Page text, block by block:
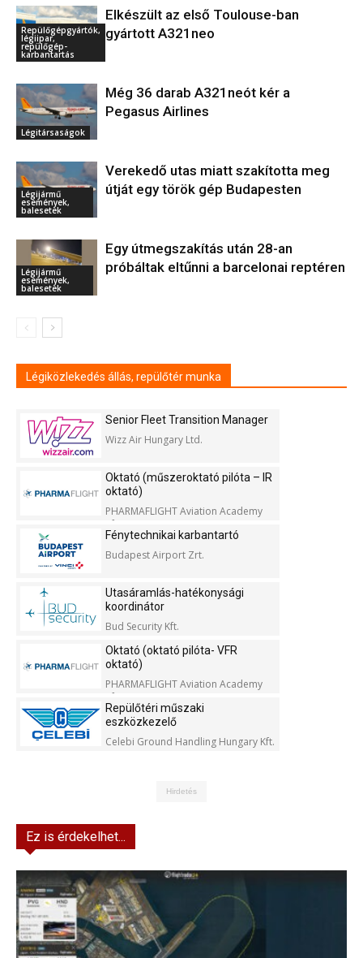
Repülőgépgyártók,
légiipar,
repülőgép-
karbantartás
Elkészült az első Toulouse-ban
gyártott A321neo
Légitársaságok
Még 36 darab A321neót kér a
Pegasus Airlines
Légijármű
események,
balesetek
Verekedő utas miatt szakította meg
útját egy török gép Budapesten
Légijármű
események,
balesetek
Egy útmegszakítás után 28-an
próbáltak eltűnni a barcelonai reptéren
Légiközlekedés állás, repülőtér munka
Senior Fleet Transition Manager
Wizz Air Hungary Ltd.
Oktató (műszeroktató pilóta – IR
oktató)
PHARMAFLIGHT Aviation Academy
Kft.
Fénytechnikai karbantartó
Budapest Airport Zrt.
Utasáramlás-hatékonysági
koordinátor
Bud Security Kft.
Oktató (oktató pilóta- VFR
oktató)
PHARMAFLIGHT Aviation Academy
Kft.
Repülőtéri műszaki
eszközkezelő
Celebi Ground Handling Hungary Kft.
Hirdetés
Ez is érdekelhet...